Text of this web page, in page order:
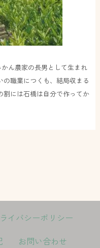
かん農家の長男として生まれ
職業につくも、結局収まる
には石橋は自分で作ってか
イバシーポリシー
お問い合わせ